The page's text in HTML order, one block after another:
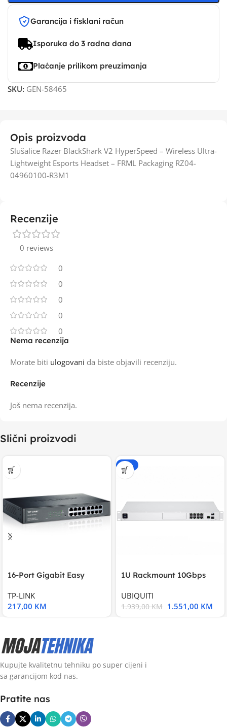
Garancija i fisklani račun
Isporuka do 3 radna dana
Plaćanje prilikom preuzimanja
SKU: GEN-58465
Opis proizvoda
Slušalice Razer BlackShark V2 HyperSpeed – Wireless Ultra-
Lightweight Esports Headset – FRML Packaging RZ04-
04960100-R3M1
Recenzije
0 reviews
0
0
0
0
0
Recenzije
Još nema recenzija.
Nema recenzija
Morate biti ulogovani da biste objavili recenziju.
Slični proizvodi
16-Port Gigabit Easy
TP-LINK
217,00 KM
-20%
1U Rackmount 10Gbps
UBIQUITI
1.939,00KM 1.551,00 KM
Kupujte kvalitetnu tehniku po super cijeni i
sa garancijom kod nas.
Pratite nas